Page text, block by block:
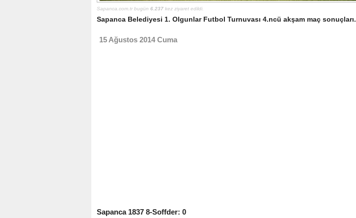
Sapanca.com.tr bugün 6.237kez ziyaret edildi.
Sapanca Belediyesi 1. Olgunlar Futbol Turnuvası 4.ncü akşam maç sonuçları.
15 Ağustos 2014 Cuma
Sapanca 1837 8-Soffder: 0